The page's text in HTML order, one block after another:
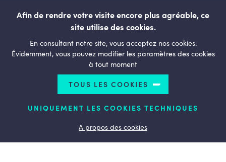
Comblain-au-pont
Neupré
Bassin de vie
Le Mouvement
LESENGAGÉS.BE
Afin de rendre votre visite encore plus agréable, ce
site utilise des cookies.
En consultant notre site, vous acceptez nos cookies.
Évidemment, vous pouvez modifier les paramètres des cookies
à tout moment
TOUS LES COOKIES
UNIQUEMENT LES COOKIES TECHNIQUES
A propos des cookies